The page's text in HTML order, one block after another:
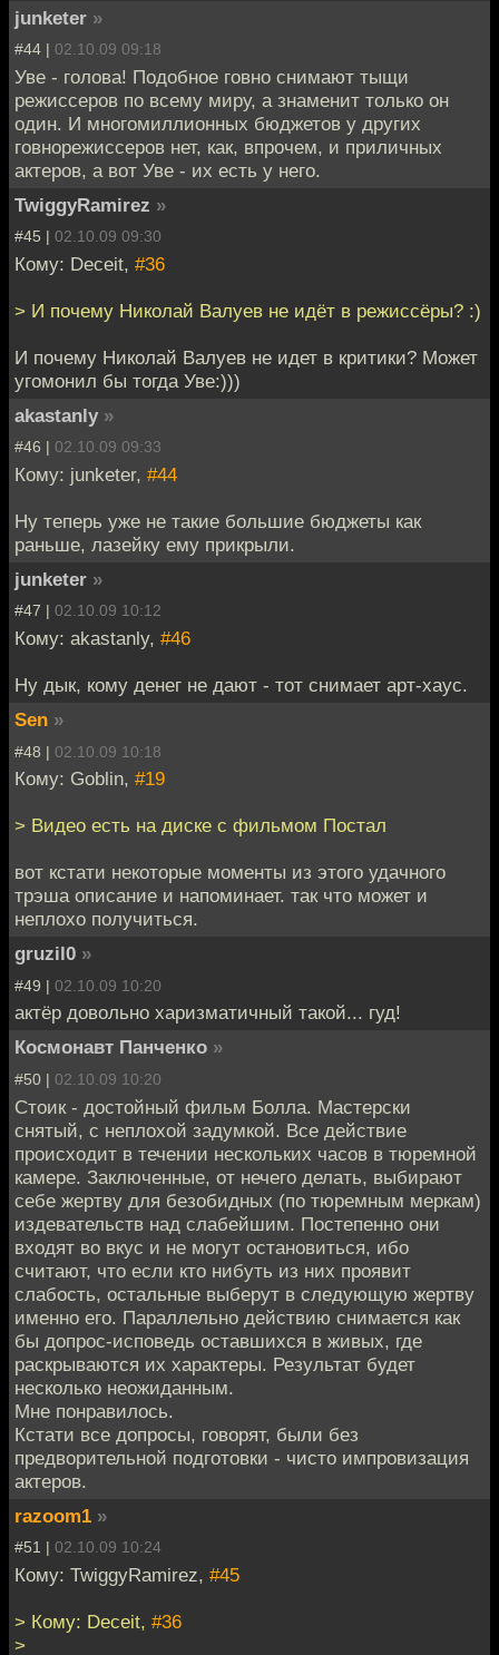
junketer »
#44 | 02.10.09 09:18
Уве - голова! Подобное говно снимают тыщи
режиссеров по всему миру, а знаменит только он
один. И многомиллионных бюджетов у других
говнорежиссеров нет, как, впрочем, и приличных
актеров, а вот Уве - их есть у него.
TwiggyRamirez »
#45 | 02.10.09 09:30
Кому: Deceit, #36
> И почему Николай Валуев не идёт в режиссёры? :)
И почему Николай Валуев не идет в критики? Может
угомонил бы тогда Уве:)))
akastanly »
#46 | 02.10.09 09:33
Кому: junketer, #44
Ну теперь уже не такие большие бюджеты как
раньше, лазейку ему прикрыли.
junketer »
#47 | 02.10.09 10:12
Кому: akastanly, #46
Ну дык, кому денег не дают - тот снимает арт-хаус.
Sen »
#48 | 02.10.09 10:18
Кому: Goblin, #19
> Видео есть на диске с фильмом Постал
вот кстати некоторые моменты из этого удачного
трэша описание и напоминает. так что может и
неплохо получиться.
gruzil0 »
#49 | 02.10.09 10:20
актёр довольно харизматичный такой... гуд!
Космонавт Панченко »
#50 | 02.10.09 10:20
Стоик - достойный фильм Болла. Мастерски
снятый, с неплохой задумкой. Все действие
происходит в течении нескольких часов в тюремной
камере. Заключенные, от нечего делать, выбирают
себе жертву для безобидных (по тюремным меркам)
издевательств над слабейшим. Постепенно они
входят во вкус и не могут остановиться, ибо
считают, что если кто нибуть из них проявит
слабость, остальные выберут в следующую жертву
именно его. Параллельно действию снимается как
бы допрос-исповедь оставшихся в живых, где
раскрываются их характеры. Результат будет
несколько неожиданным.
Мне понравилось.
Кстати все допросы, говорят, были без
предворительной подготовки - чисто импровизация
актеров.
razoom1 »
#51 | 02.10.09 10:24
Кому: TwiggyRamirez, #45
> Кому: Deceit, #36
>